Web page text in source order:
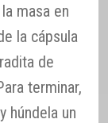
masa en
la cápsula
de
terminar,
húndela un